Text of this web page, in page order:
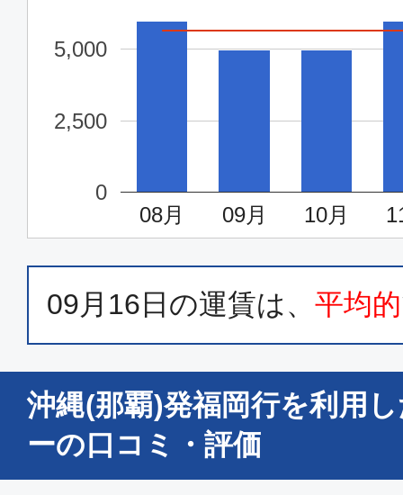
19:20
JTA050
普通席
07:10
ANA1200
エコノミー
沖縄(那覇)
07:20
福岡
08月 09月 10月
0
2,500
5,000
09月16日 の運賃は、 平均的
沖縄(那覇)発福岡行を利用
ーの口コミ・評価